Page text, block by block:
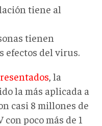
tiene al
tienen
efectos del virus.
, la
la más aplicada a
casi 8 millones de
poco más de 1